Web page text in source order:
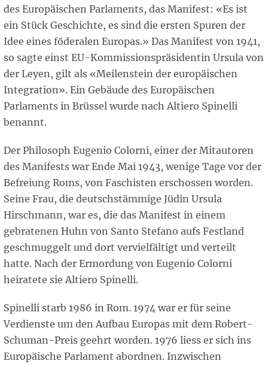
des Europäischen Parlaments, das Manifest: «Es ist
ein Stück Geschichte, es sind die ersten Spuren der
Idee eines föderalen Europas.» Das Manifest von 1941,
so sagte einst EU-Kommissionspräsidentin Ursula von
der Leyen, gilt als «Meilenstein der europäischen
Integration». Ein Gebäude des Europäischen
Parlaments in Brüssel wurde nach Altiero Spinelli
benannt.
Der Philosoph Eugenio Colorni, einer der Mitautoren
des Manifests war Ende Mai 1943, wenige Tage vor der
Befreiung Roms, von Faschisten erschossen worden.
Seine Frau, die deutschstämmige Jüdin Ursula
Hirschmann, war es, die das Manifest in einem
gebratenen Huhn von Santo Stefano aufs Festland
geschmuggelt und dort vervielfältigt und verteilt
hatte. Nach der Ermordung von Eugenio Colorni
heiratete sie Altiero Spinelli.
Spinelli starb 1986 in Rom. 1974 war er für seine
Verdienste um den Aufbau Europas mit dem Robert-
Schuman-Preis geehrt worden. 1976 liess er sich ins
Europäische Parlament abordnen. Inzwischen